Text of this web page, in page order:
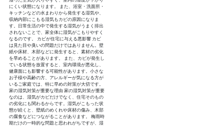
にくい状態になります。 また、浴室・洗面所・
キッチンなどの水まわりから発生する湿気や、
収納内部にこもる湿気もカビの原因になりま
す。日常生活の中で発生する湿気がうまく排出
されないことで、家全体に湿気がこもりやすく
なるのです。 カビが住宅に与える悪影響 カビ
は見た目や臭いの問題だけではありません。壁
紙や床材、木部などに発生すると、素材の劣化
を早めることがあります。 また、カビが発生し
ている状態を放置すると、室内環境が悪化し、
健康面にも影響する可能性があります。小さな
お子様や高齢の方、アレルギーが気になる方が
いるご家庭では、特に早めの対策が大切です。
家の湿気対策が重要な理由 家の湿気対策が重要
なのは、湿気がカビだけでなく、住宅そのもの
の劣化にも関わるからです。湿気がこもった状
態が続くと、壁紙のめくれや床材の傷み、木部
の腐食などにつながることがあります。 梅雨時
期だけの一時的な問題と思われがちですが、湿